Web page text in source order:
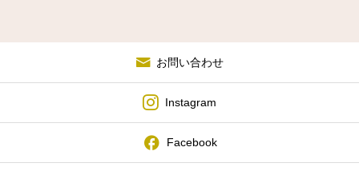
お問い合わせ
Instagram
Facebook